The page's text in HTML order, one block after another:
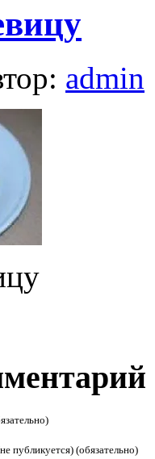
admin
публикуется) (обязательно)